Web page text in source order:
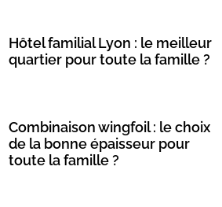
Hôtel familial Lyon : le meilleur
quartier pour toute la famille ?
Combinaison wingfoil : le choix
de la bonne épaisseur pour
toute la famille ?